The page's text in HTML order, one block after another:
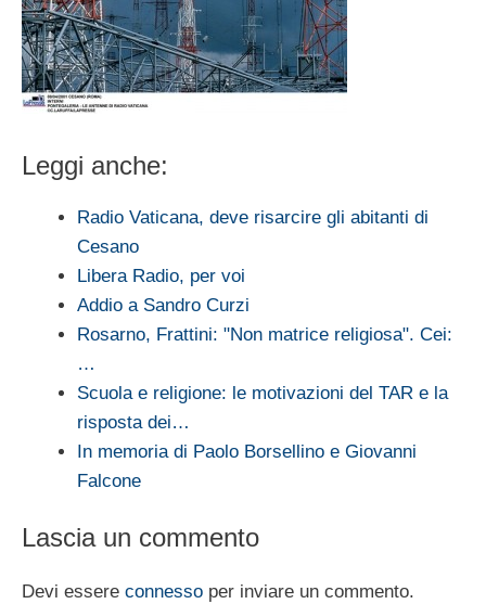
Leggi anche:
Radio Vaticana, deve risarcire gli abitanti di
Cesano
Libera Radio, per voi
Addio a Sandro Curzi
Rosarno, Frattini: "Non matrice religiosa". Cei:
…
Scuola e religione: le motivazioni del TAR e la
risposta dei…
In memoria di Paolo Borsellino e Giovanni
Falcone
Lascia un commento
Devi essere connesso per inviare un commento.